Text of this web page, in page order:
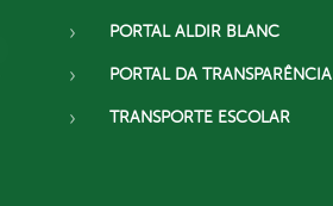
PORTAL ALDIR BLANC
PORTAL DA TRANSPARÊNCIA
TRANSPORTE ESCOLAR